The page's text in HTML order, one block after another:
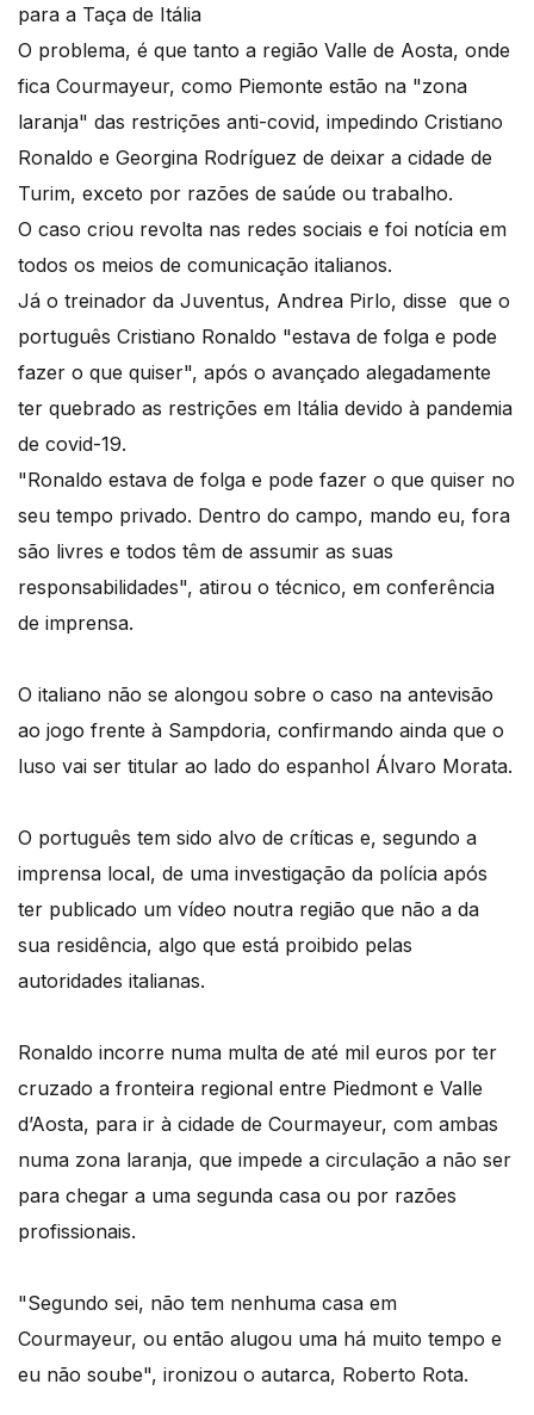
para a Taça de Itália
O problema, é que tanto a região Valle de Aosta, onde
fica Courmayeur, como Piemonte estão na "zona
laranja" das restrições anti-covid, impedindo Cristiano
Ronaldo e Georgina Rodríguez de deixar a cidade de
Turim, exceto por razões de saúde ou trabalho.
O caso criou revolta nas redes sociais e foi notícia em
todos os meios de comunicação italianos.
Já o treinador da Juventus, Andrea Pirlo, disse que o
português Cristiano Ronaldo "estava de folga e pode
fazer o que quiser", após o avançado alegadamente
ter quebrado as restrições em Itália devido à pandemia
de covid-19.
"Ronaldo estava de folga e pode fazer o que quiser no
seu tempo privado. Dentro do campo, mando eu, fora
são livres e todos têm de assumir as suas
responsabilidades", atirou o técnico, em conferência
de imprensa.
O italiano não se alongou sobre o caso na antevisão
ao jogo frente à Sampdoria, confirmando ainda que o
luso vai ser titular ao lado do espanhol Álvaro Morata.
O português tem sido alvo de críticas e, segundo a
imprensa local, de uma investigação da polícia após
ter publicado um vídeo noutra região que não a da
sua residência, algo que está proibido pelas
autoridades italianas.
Ronaldo incorre numa multa de até mil euros por ter
cruzado a fronteira regional entre Piedmont e Valle
d’Aosta, para ir à cidade de Courmayeur, com ambas
numa zona laranja, que impede a circulação a não ser
para chegar a uma segunda casa ou por razões
profissionais.
"Segundo sei, não tem nenhuma casa em
Courmayeur, ou então alugou uma há muito tempo e
eu não soube", ironizou o autarca, Roberto Rota.